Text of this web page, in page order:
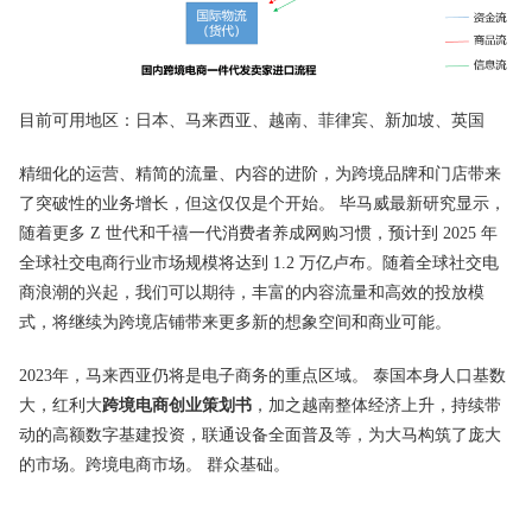
目前可用地区：日本、马来西亚、越南、菲律宾、新加坡、英国
精细化的运营、精简的流量、内容的进阶，为跨境品牌和门店带来
了突破性的业务增长，但这仅仅是个开始。 毕马威最新研究显示，
随着更多 Z 世代和千禧一代消费者养成网购习惯，预计到 2025 年
全球社交电商行业市场规模将达到 1.2 万亿卢布。随着全球社交电
商浪潮的兴起，我们可以期待，丰富的内容流量和高效的投放模
式，将继续为跨境店铺带来更多新的想象空间和商业可能。
2023年，马来西亚仍将是电子商务的重点区域。 泰国本身人口基数
大，红利大跨境电商创业策划书 ，加之越南整体经济上升，持续带
动的高额数字基建投资，联通设备全面普及等，为大马构筑了庞大
的市场。跨境电商市场。 群众基础。